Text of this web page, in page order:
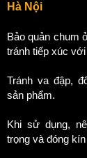
Hà Nội
Bảo quản chum
tránh tiếp xúc
Tránh va đập,
sản phẩm.
Khi sử dụng,
trọng và đóng